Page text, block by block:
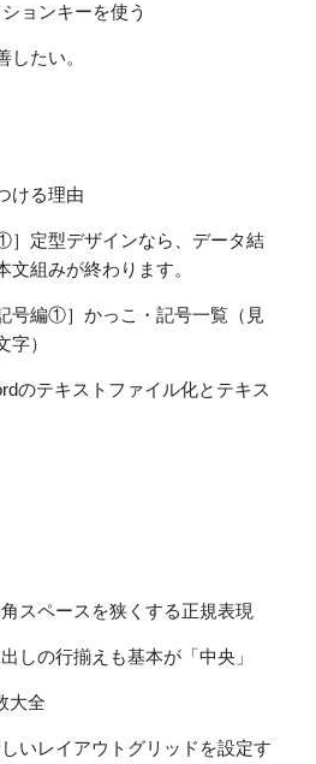
ョンキーを使う
たい。
ける理由
］定型デザインなら、データ結
組みが終わります。
号編①］かっこ・記号一覧（見
）
のテキストファイル化とテキス
スペースを狭くする正規表現
しの行揃えも基本が「中央」
大全
いレイアウトグリッドを設定す